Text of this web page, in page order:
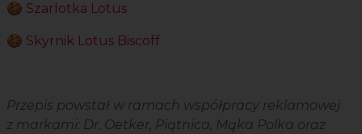
🍪 Szarlotka Lotus
🍪 Skyrnik Lotus Biscoff
Przepis powstał w ramach współpracy reklamowej
z markami: Dr. Oetker, Piątnica, Mąka Polka oraz